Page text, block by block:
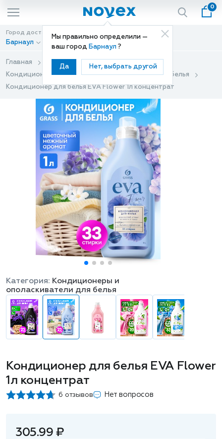
Мы правильно определили —
ваш город Барнаул ?
Да Нет, выбрать другой
0
Город доставки
Барнаул
Способ доставки
Доставка
Главная Каталог
Для стирки и уборки
Кондиционеры для белья
Кондиционеры для белья
Кондиционер для белья EVA Flower 1л концентрат
Кондиционер для белья EVA Flower
1л концентрат
6 отзывов Нет вопросов
Категория: Кондиционеры и
ополаскиватели для белья
305.99 ₽